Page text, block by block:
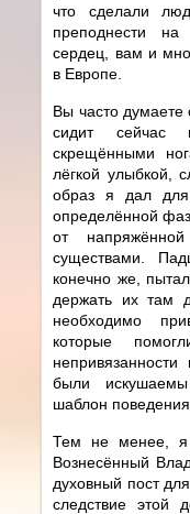
что сделали
преподнести
сердец, вам и
в Европе.
Вы часто думаете
сидит сейчас
скрещёнными
лёгкой улыбкой,
образ я дал
определённой
от
существами.
конечно же,
держать их там
необходимо
которые
были
шаблон поведения.
Тем не менее, я
Вознесённый
духовный пост
следствие этой